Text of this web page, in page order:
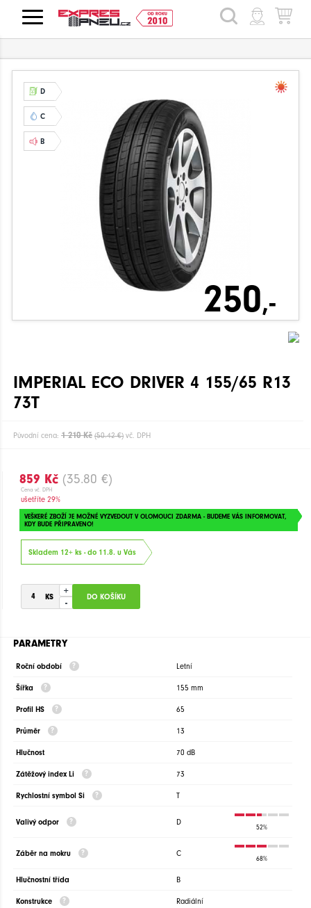
HLEDAT
D
C
B
250,-
IMPERIAL ECO DRIVER 4 155/65 R13
73T
Původní cena: 1 210 Kč (50.42 €) vč. DPH
859 Kč (35.80 €)
Cena vč. DPH
ušetříte 29%
VEŠKERÉ ZBOŽÍ JE MOŽNÉ VYZVEDOUT V OLOMOUCI ZDARMA - BUDEME VÁS INFORMOVAT,
KDY BUDE PŘIPRAVENO!
Skladem 12+ ks - do 11.8. u Vás
+
-
PARAMETRY
Roční období Letní
Šířka 155 mm
Profil HS 65
Průměr 13
Hlučnost 70 dB
Zátěžový index Li 73
Rychlostní symbol Si T
Valivý odpor D
52%
Záběr na mokru C
68%
Hlučnostní třída B
Konstrukce Radiální